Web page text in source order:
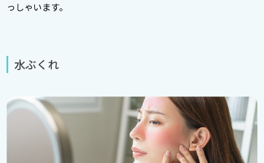
っしゃいます。
水ぶくれ